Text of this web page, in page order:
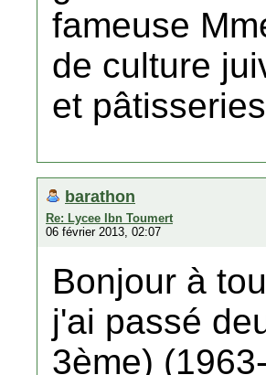
fameuse
de culture
et
barathon
Re: Lycee Ibn Toumert
06 février 2013, 02:07
Bonjour à
j'ai passé
3ème)